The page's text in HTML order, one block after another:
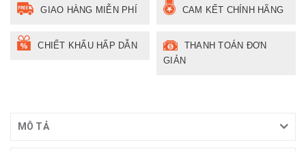
GIAO HÀNG MIỄN PHÍ CAM KẾT CHÍNH HÃNG
CHIẾT KHẤU HẤP DẪN
THANH TOÁN ĐƠN
GIẢN
MÔ TẢ